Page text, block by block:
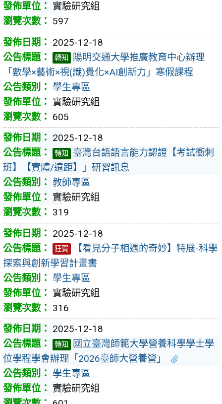
實驗研究組
597
2025-12-18
轉知
陽明交通大學推廣教育中心辦理
「數學×藝術×視(識)覺化×AI創新力」寒假課程
學生專區
實驗研究組
605
2025-12-18
轉知
臺灣台語語言能力認證【考試衝刺
班】【實體/遠距】」研習訊息
教師專區
實驗研究組
319
2025-12-18
狂賀
【看見分子相遇的奇妙】特展-科學
探索與創新學習計畫書
學生專區
實驗研究組
316
2025-12-18
轉知
國立臺灣師範大學營養科學學士學
位學程學會辦理「2026臺師大營養營」
學生專區
實驗研究組